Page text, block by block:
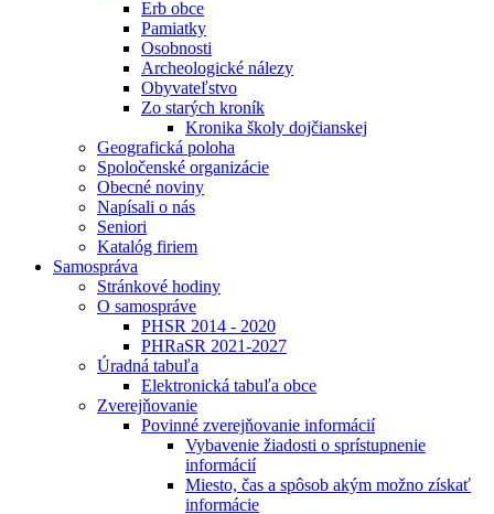
Erb obce
Pamiatky
Osobnosti
Archeologické nálezy
Obyvateľstvo
Zo starých kroník
Kronika školy dojčianskej
Geografická poloha
Spoločenské organizácie
Obecné noviny
Napísali o nás
Seniori
Katalóg firiem
Samospráva
Stránkové hodiny
O samospráve
PHSR 2014 - 2020
PHRaSR 2021-2027
Úradná tabuľa
Elektronická tabuľa obce
Zverejňovanie
Povinné zverejňovanie informácií
Vybavenie žiadosti o sprístupnenie
informácií
Miesto, čas a spôsob akým možno získať
informácie